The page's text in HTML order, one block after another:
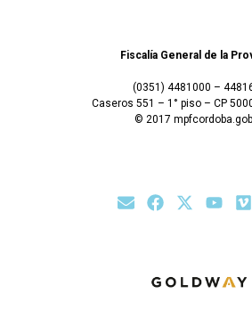
Fiscalía General de la
(0351) 4481000 –
Caseros 551 – 1° piso – CP
© 2017